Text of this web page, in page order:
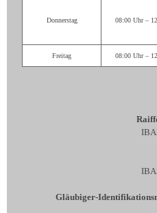
Donnerstag 08:00 Uhr –
Freitag 08:00 Uhr –
Gläubiger-